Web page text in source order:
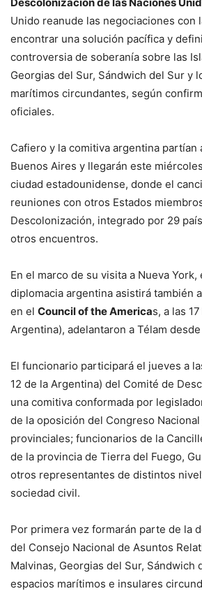
Unido reanude las negociaciones con
encontrar una solución pacífica y
controversia de soberanía sobre las
Georgias del Sur, Sándwich del Sur y
marítimos circundantes, según
oficiales.
Cafiero y la comitiva argentina partían
Buenos Aires y llegarán este
ciudad estadounidense, donde el
reuniones con otros Estados
Descolonización, integrado por 29
otros encuentros.
En el marco de su visita a Nueva York,
diplomacia argentina asistirá también
en el Council of the Americas, a las
Argentina), adelantaron a Télam
El funcionario participará el jueves a
12 de la Argentina) del Comité de
una comitiva conformada por
de la oposición del Congreso
provinciales; funcionarios de la
de la provincia de Tierra del Fuego,
otros representantes de distintos
sociedad civil.
Por primera vez formarán parte de la
del Consejo Nacional de Asuntos
Malvinas, Georgias del Sur, Sándwich
espacios marítimos e insulares